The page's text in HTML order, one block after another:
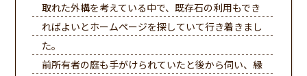
取れた外構を考えている中で、既存石の利用もでき
ればよいとホームページを探していて行き着きまし
た。
前所有者の庭も手がけられていたと後から伺い、縁